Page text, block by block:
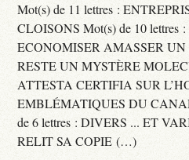
Mot(s) de 11 lettres :
CLOISONS Mot(s) de 10
ECONOMISER AMASSER UN
RESTE UN MYSTÈRE
ATTESTA CERTIFIA SUR
EMBLÉMATIQUES DU
de 6 lettres : DIVERS ... ET
RELIT SA COPIE (…)